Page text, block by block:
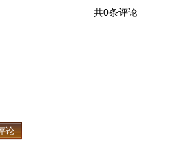
共0条评论